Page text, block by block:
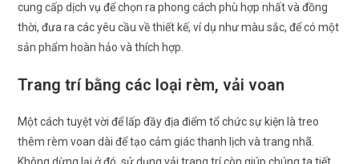
cung cấp dịch vụ để chọn ra phong cách phù hợp nhất và đồng
thời, đưa ra các yêu cầu về thiết kế, ví dụ như màu sắc, để có một
sản phẩm hoàn hảo và thích hợp.
Trang trí bằng các loại rèm, vải voan
Một cách tuyệt vời để lấp đầy địa điểm tổ chức sự kiện là treo
thêm rèm voan dài để tạo cảm giác thanh lịch và trang nhã.